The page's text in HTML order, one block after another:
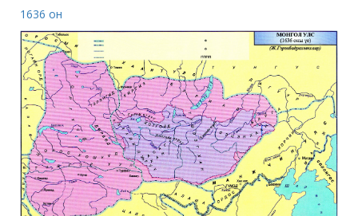
1636 он